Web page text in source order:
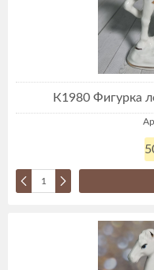
К1980 Фигурка